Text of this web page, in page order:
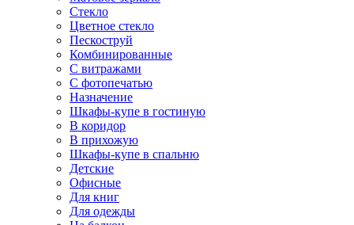
Стекло
Цветное стекло
Пескоструй
Комбинированные
С витражами
С фотопечатью
Назначение
Шкафы-купе в гостиную
В коридор
В прихожую
Шкафы-купе в спальню
Детские
Офисные
Для книг
Для одежды